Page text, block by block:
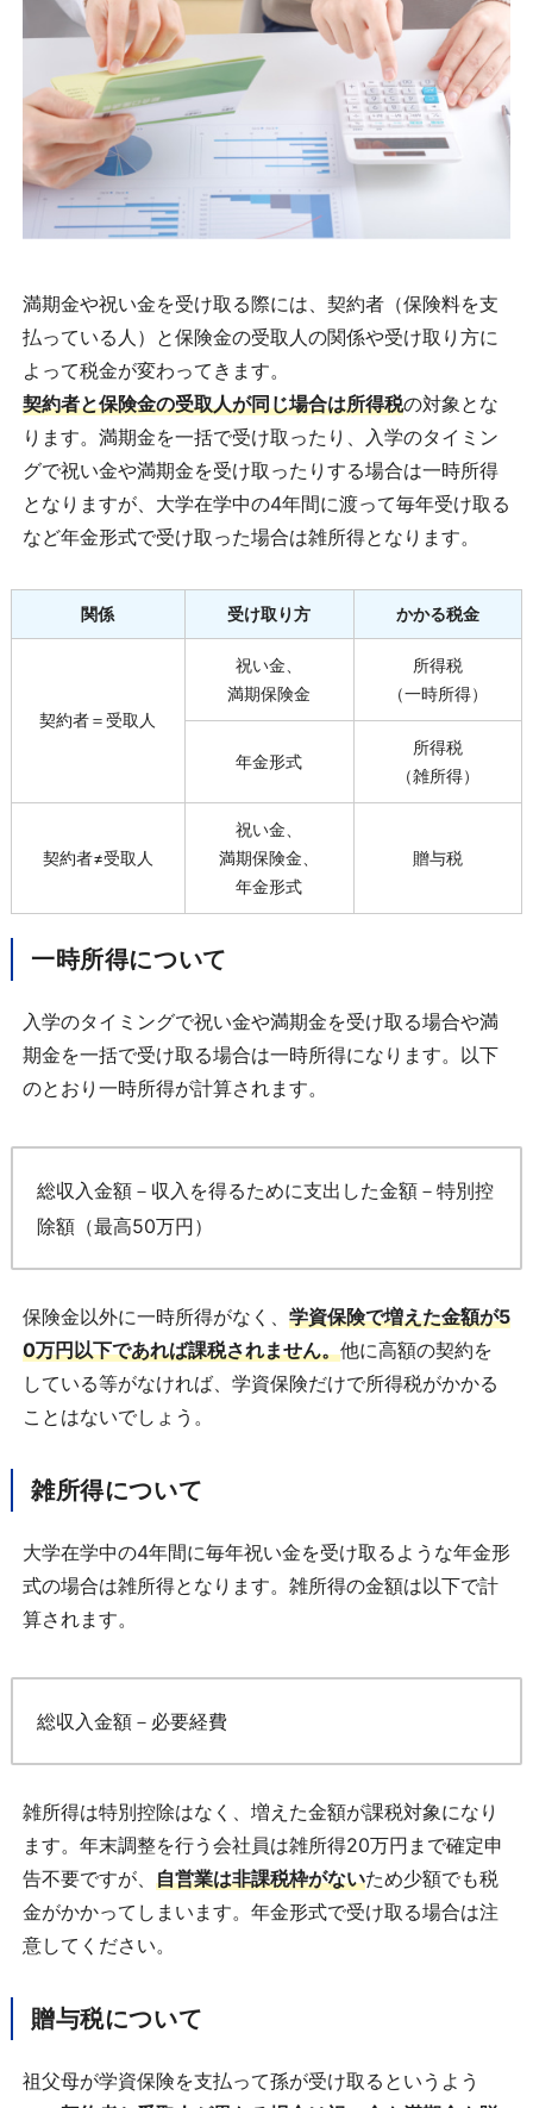
満期金や祝い金を受け取る際には、契約者（保険料を支
払っている人）と保険金の受取人の関係や受け取り方に
よって税金が変わってきます。
契約者と保険金の受取人が同じ場合は所得税の対象とな
ります。満期金を一括で受け取ったり、入学のタイミン
グで祝い金や満期金を受け取ったりする場合は一時所得
となりますが、大学在学中の4年間に渡って毎年受け取る
など年金形式で受け取った場合は雑所得となります。
関係 受け取り方 かかる税金
契約者＝受取人
祝い金、
満期保険金
所得税
（一時所得）
年金形式
所得税
（雑所得）
契約者≠受取人
祝い金、
満期保険金、
年金形式
贈与税
一時所得について
入学のタイミングで祝い金や満期金を受け取る場合や満
期金を一括で受け取る場合は一時所得になります。以下
のとおり一時所得が計算されます。
総収入金額－収入を得るために支出した金額－特別控
除額（最高50万円）
保険金以外に一時所得がなく、 学資保険で増えた金額が5
0万円以下であれば課税されません。他に高額の契約を
している等がなければ、学資保険だけで所得税がかかる
ことはないでしょう。
雑所得について
大学在学中の4年間に毎年祝い金を受け取るような年金形
式の場合は雑所得となります。雑所得の金額は以下で計
算されます。
総収入金額－必要経費
雑所得は特別控除はなく、増えた金額が課税対象になり
ます。年末調整を行う会社員は雑所得20万円まで確定申
告不要ですが、 自営業は非課税枠がないため少額でも税
金がかかってしまいます。年金形式で受け取る場合は注
意してください。
贈与税について
祖父母が学資保険を支払って孫が受け取るというよう